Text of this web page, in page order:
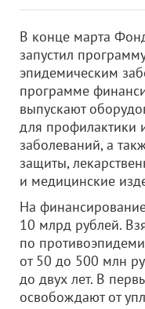
В конце марта
запустил
эпидемическим
программе
выпускают
для профилактики
заболеваний, а
защиты,
и медицинские
На
10 млрд рублей.
по
от 50 до 500 млн
до двух лет. В
освобождают от